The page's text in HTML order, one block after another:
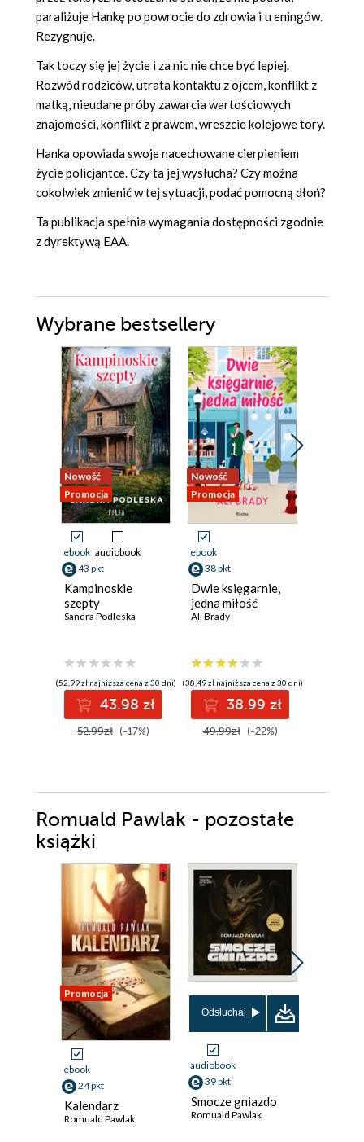
paraliżuje Hankę po powrocie do zdrowia i treningów.
Rezygnuje.
Tak toczy się jej życie i za nic nie chce być lepiej.
Rozwód rodziców, utrata kontaktu z ojcem, konflikt z
matką, nieudane próby zawarcia wartościowych
znajomości, konflikt z prawem, wreszcie kolejowe tory.
Hanka opowiada swoje nacechowane cierpieniem
życie policjantce. Czy ta jej wysłucha? Czy można
cokolwiek zmienić w tej sytuacji, podać pomocną dłoń?
Ta publikacja spełnia wymagania dostępności zgodnie
z dyrektywą EAA.
Wybrane bestsellery
Nowość
Promocja
ebook audiobook
43 pkt
Kampinoskie
szepty
Sandra Podleska
(52,99 zł najniższa cena z 30 dni)
43.98 zł
52.99zł (-17%)
Nowość
Promocja
ebook
38 pkt
Dwie księgarnie,
jedna miłość
Ali Brady
(38,49 zł najniższa cena z 30 dni)
38.99 zł
49.99zł (-22%)
Romuald Pawlak - pozostałe
książki
Promocja
ebook
24 pkt
Kalendarz
Romuald Pawlak
Odsłuchaj
audiobook
39 pkt
Smocze gniazdo
Romuald Pawlak